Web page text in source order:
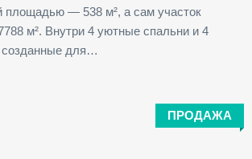
площадью — 538 м², а сам участок
м². Внутри 4 уютные спальни и 4
для…
ПРОДАЖА